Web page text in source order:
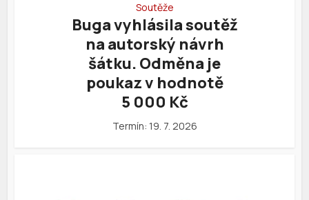
Soutěže
Buga vyhlásila soutěž
na autorský návrh
šátku. Odměna je
poukaz v hodnotě
5 000 Kč
Termín: 19. 7. 2026